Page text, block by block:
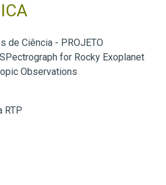
de Ciência - PROJETO
for Rocky Exoplanet
Observations
RTP